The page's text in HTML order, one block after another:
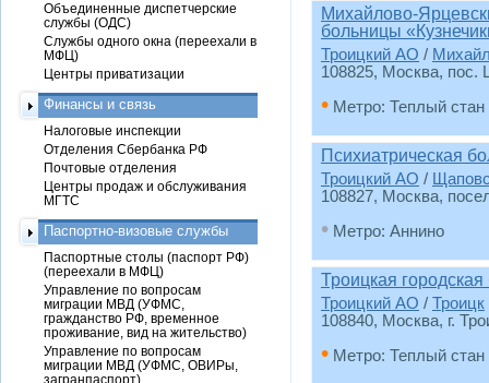
Михайлово-
больницы
Троицкий АО /
108825, Москва, пос.
• Метро: Теплый стан
Психиатрическая
Троицкий АО /
108827, Москва,
• Метро: Аннино
Троицкая
Троицкий АО / Троицк
108840, Москва, г.
• Метро: Теплый стан
Объединенные диспетчерские
службы (ОДС)
Службы одного окна (переехали в
МФЦ)
Центры приватизации
Финансы и связь
Налоговые инспекции
Отделения Сбербанка РФ
Почтовые отделения
Центры продаж и обслуживания
МГТС
Паспортно-визовые службы
Паспортные столы (паспорт РФ)
(переехали в МФЦ)
Управление по вопросам
миграции МВД (УФМС,
гражданство РФ, временное
проживание, вид на жительство)
Управление по вопросам
миграции МВД (УФМС, ОВИРы,
загранпаспорт)